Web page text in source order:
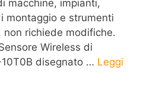
macchine, impianti,
montaggio e strumenti
non richiede modifiche.
Wireless di
disegnato … Leggi